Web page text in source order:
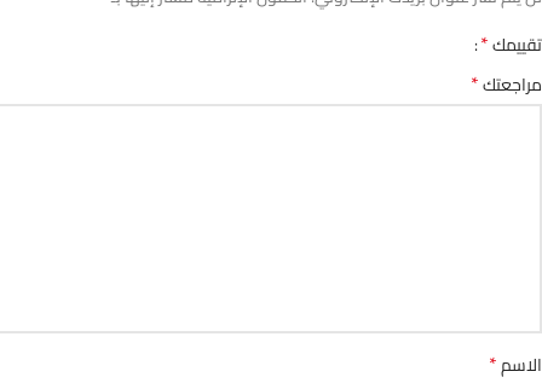
تقييمك*
مراجعتك*
الاسم*